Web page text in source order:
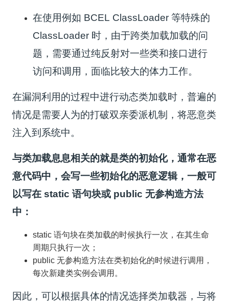
在使用例如 BCEL ClassLoader 等特殊的
ClassLoader 时，由于跨类加载加载的问
题，需要通过纯反射对一些类和接口进行
访问和调用，面临比较大的体力工作。
在漏洞利用的过程中进行动态类加载时，普遍的
情况是需要人为的打破双亲委派机制，将恶意类
注入到系统中。
与类加载息息相关的就是类的初始化，通常在恶
意代码中，会写一些初始化的恶意逻辑，一般可
以写在 static 语句块或 public 无参构造方法
中：
static 语句块在类加载的时候执行一次，在其生命
周期只执行一次；
public 无参构造方法在类初始化的时候进行调用，
每次新建类实例会调用。
因此，可以根据具体的情况选择类加载器，与将